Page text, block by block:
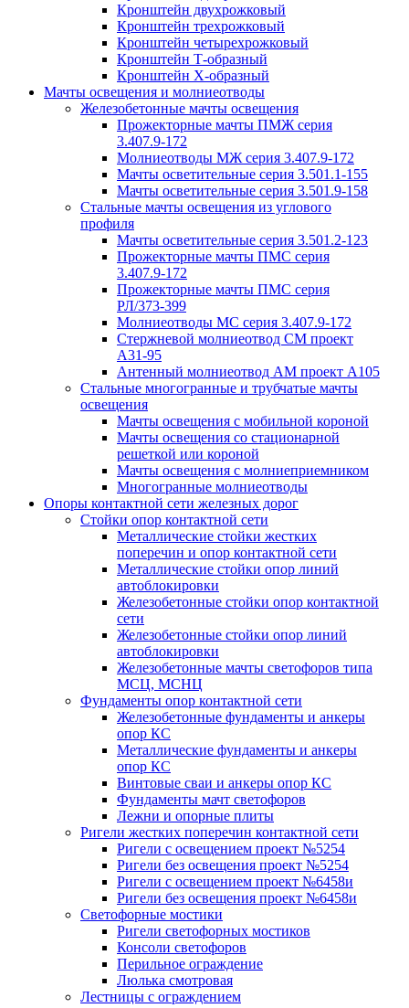
Кронштейн двухрожковый
Кронштейн трехрожковый
Кронштейн четырехрожковый
Кронштейн Т-образный
Кронштейн Х-образный
Мачты освещения и молниеотводы
Железобетонные мачты освещения
Прожекторные мачты ПМЖ серия
3.407.9-172
Молниеотводы МЖ серия 3.407.9-172
Мачты осветительные серия 3.501.1-155
Мачты осветительные серия 3.501.9-158
Стальные мачты освещения из углового
профиля
Мачты осветительные серия 3.501.2-123
Прожекторные мачты ПМС серия
3.407.9-172
Прожекторные мачты ПМС серия
РЛ/373-399
Молниеотводы МС серия 3.407.9-172
Стержневой молниеотвод СМ проект
А31-95
Антенный молниеотвод АМ проект А105
Стальные многогранные и трубчатые мачты
освещения
Мачты освещения с мобильной короной
Мачты освещения со стационарной
решеткой или короной
Мачты освещения с молниеприемником
Многогранные молниеотводы
Опоры контактной сети железных дорог
Стойки опор контактной сети
Металлические стойки жестких
поперечин и опор контактной сети
Металлические стойки опор линий
автоблокировки
Железобетонные стойки опор контактной
сети
Железобетонные стойки опор линий
автоблокировки
Железобетонные мачты светофоров типа
МСЦ, МСНЦ
Фундаменты опор контактной сети
Железобетонные фундаменты и анкеры
опор КС
Металлические фундаменты и анкеры
опор КС
Винтовые сваи и анкеры опор КС
Фундаменты мачт светофоров
Лежни и опорные плиты
Ригели жестких поперечин контактной сети
Ригели с освещением проект №5254
Ригели без освещения проект №5254
Ригели с освещением проект №6458и
Ригели без освещения проект №6458и
Светофорные мостики
Ригели светофорных мостиков
Консоли светофоров
Перильное ограждение
Люлька смотровая
Лестницы с ограждением